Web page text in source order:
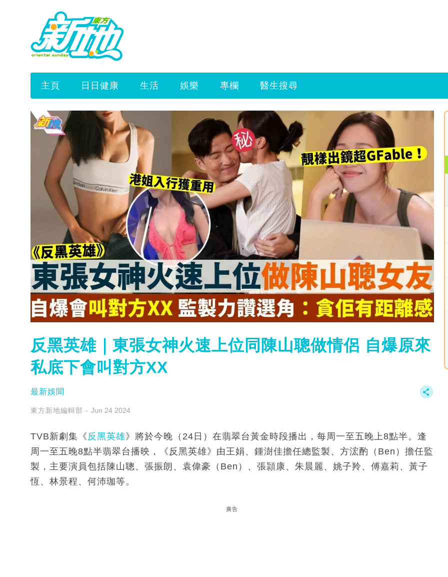
主頁 日日健康 生活 娛樂 專欄 醫生搜尋
反黑英雄｜東張女神火速上位同陳山聰做情侶 自爆原來
私底下會叫對方XX
最新娛聞
東方新地編輯部 Jun 24 2024
TVB新劇集《 反黑英雄》將於今晚（24日）在翡翠台黃金時段播出，每周一至五晚上8點半。逢
周一至五晚8點半翡翠台播映，《反黑英雄》由王娟、鍾澍佳擔任總監製、方浤酌（Ben）擔任監
製，主要演員包括陳山聰、張振朗、袁偉豪（Ben）、張頴康、朱晨麗、姚子羚、傅嘉莉、黃子
恆、林景程、何沛珈等。
廣告